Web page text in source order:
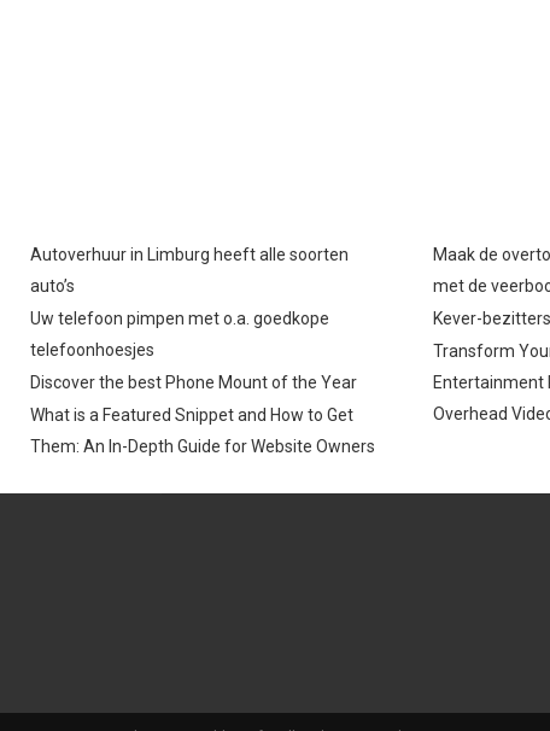
Autoverhuur in Limburg heeft alle soorten
auto’s
Uw telefoon pimpen met o.a. goedkope
telefoonhoesjes
Discover the best Phone Mount of the Year
What is a Featured Snippet and How to Get
Them: An In-Depth Guide for Website Owners
Maak de
met de
Kever-
Transform
Entertainment
Overhead